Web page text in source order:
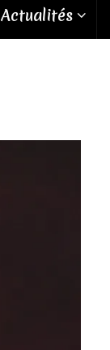
Actualités